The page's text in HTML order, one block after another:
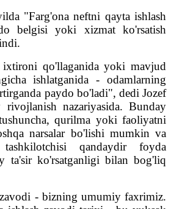
"Farg'ona neftni qayta ishlash
belgisi yoki xizmat ko'rsatish
qo'llaganida yoki mavjud
ishlatganida - odamlarning
paydo bo'ladi", dedi Jozef
rivojlanish nazariyasida. Bunday
qurilma yoki faoliyatni
narsalar bo'lishi mumkin va
qandaydir foyda
ko'rsatganligi bilan bog'liq
- bizning umumiy faxrimiz.